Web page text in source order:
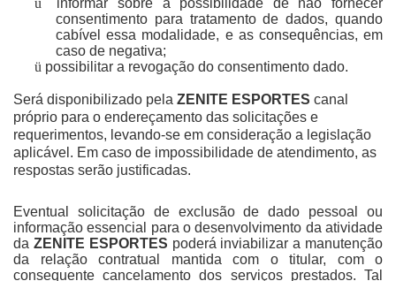
consentimento para tratamento de dados, quando
cabível essa modalidade, e as consequências, em
caso de negativa;
ü possibilitar a revogação do consentimento dado.
Será disponibilizado pela ZENITE ESPORTES canal
próprio para o endereçamento das solicitações e
requerimentos, levando-se em consideração a legislação
aplicável. Em caso de impossibilidade de atendimento, as
respostas serão justificadas.
Eventual solicitação de exclusão de dado pessoal ou
informação essencial para o desenvolvimento da atividade
da ZENITE ESPORTES poderá inviabilizar a manutenção
da relação contratual mantida com o titular, com o
consequente cancelamento dos serviços prestados. Tal